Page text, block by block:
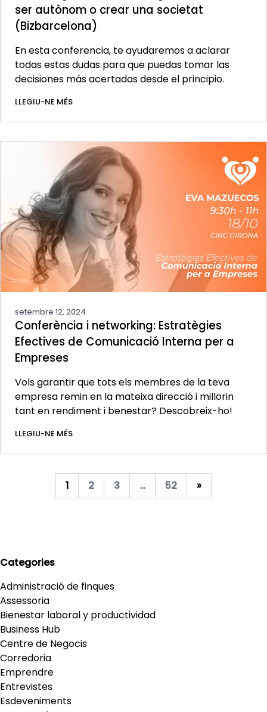
ser autònom o crear una societat
(Bizbarcelona)
En esta conferencia, te ayudaremos a aclarar
todas estas dudas para que puedas tomar las
decisiones más acertadas desde el principio.
LLEGIU-NE MÉS
setembre 12, 2024
Conferència i networking: Estratègies
Efectives de Comunicació Interna per a
Empreses
Vols garantir que tots els membres de la teva
empresa remin en la mateixa direcció i millorin
tant en rendiment i benestar? Descobreix-ho!
LLEGIU-NE MÉS
1 2 3 … 52 »
Categories
Administració de finques
Assessoria
Bienestar laboral y productividad
Business Hub
Centre de Negocis
Corredoria
Emprendre
Entrevistes
Esdeveniments